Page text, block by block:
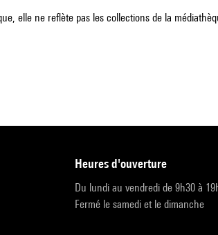
elle ne reflète pas les collections de la
heures d'ouverture
Du lundi au vendredi de 9h30 à
Fermé le samedi et le dimanche